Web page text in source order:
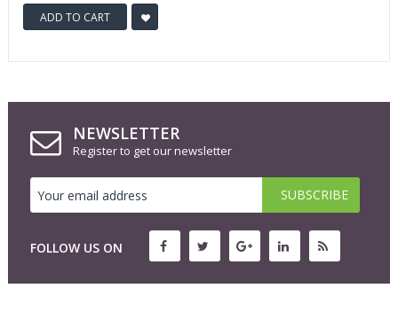
ADD TO CART
NEWSLETTER
Register to get our newsletter
FOLLOW US ON